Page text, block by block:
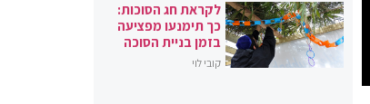
לקראת חג הסוכות:
כך תימנעו מפציעה
בזמן בניית הסוכה
קובי לוי